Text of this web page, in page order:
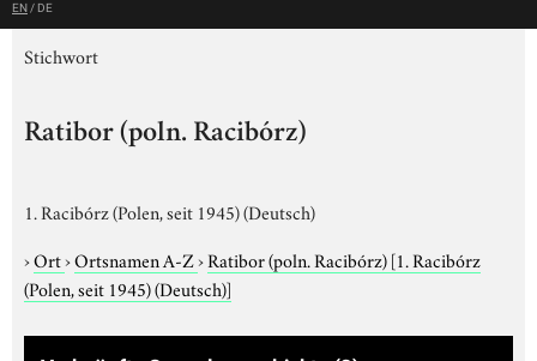
EN / DE
Stichwort
Ratibor (poln. Racibórz)
1. Racibórz (Polen, seit 1945) (Deutsch)
›Ort›Ortsnamen A-Z›Ratibor (poln. Racibórz)[1. Racibórz
(Polen, seit 1945) (Deutsch)]